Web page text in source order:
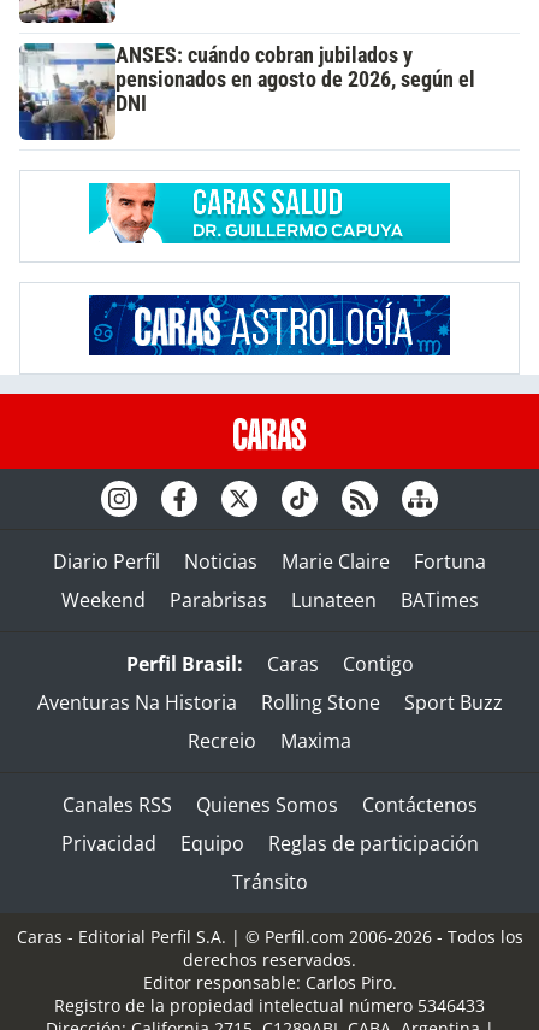
ANSES: cuándo cobran jubilados y
pensionados en agosto de 2026, según el
DNI
Diario Perfil Noticias Marie Claire
Fortuna
Weekend
Parabrisas Lunateen BATimes
Perfil Brasil: Caras
Contigo
Aventuras Na Historia
Rolling Stone
Sport Buzz
Recreio
Maxima
Canales RSS Quienes Somos
Contáctenos
Privacidad
Equipo
Reglas de participación
Tránsito
Caras - Editorial Perfil S.A. | © Perfil.com 2006-2026 - Todos los
derechos reservados.
Editor responsable: Carlos Piro.
Registro de la propiedad intelectual número 5346433